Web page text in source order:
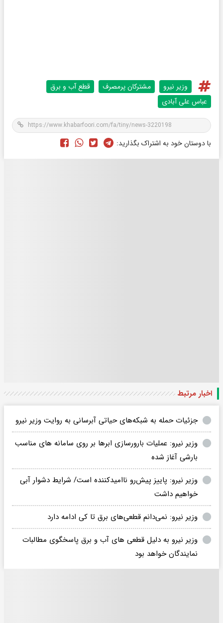
وزیر نیرو مشترکان پرمصرف
قطع آب و برق
عباس علی آبادی
با دوستان خود به اشتراک بگذارید:
اخبار مرتبط
جزئیات حمله به شبکه‌های حیاتی آبرسانی به روایت وزیر نیرو
وزیر نیرو: عملیات بارورسازی ابرها بر روی سامانه های مناسب
بارشی آغاز شده
‌وزیر نیرو: پاییز پیش‌رو ناامیدکننده است/ شرایط دشوار آبی
خواهیم داشت
وزیر نیرو‌: نمی‌دانم قطعی‌های برق تا کی ادامه دارد
وزیر نیرو به دلیل قطعی های آب و برق پاسخگوی مطالبات
نمایندگان خواهد بود